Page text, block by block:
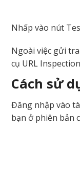
Nhấp vào nút
Ngoài việc gửi
cụ URL
Cách sử
Đăng nhập vào
bạn ở phiên bản